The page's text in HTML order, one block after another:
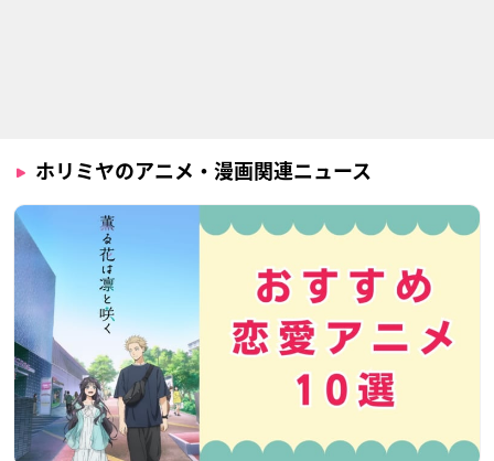
ホリミヤのアニメ・漫画関連ニュース